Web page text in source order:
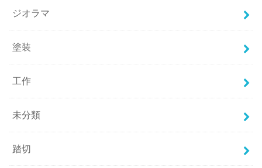
ジオラマ
塗装
工作
未分類
踏切